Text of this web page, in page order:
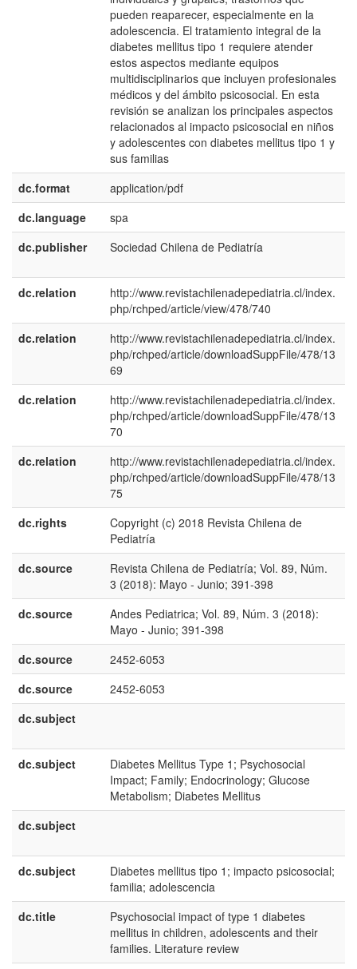
pueden reaparecer, especialmente en la
adolescencia. El tratamiento integral de la
diabetes mellitus tipo 1 requiere atender
estos aspectos mediante equipos
multidisciplinarios que incluyen profesionales
médicos y del ámbito psicosocial. En esta
revisión se analizan los principales aspectos
relacionados al impacto psicosocial en niños
y adolescentes con diabetes mellitus tipo 1 y
sus familias
dc.format
application/pdf
dc.language
spa
dc.publisher
Sociedad Chilena de Pediatría
dc.relation
http://www.revistachilenadepediatria.cl/index.
php/rchped/article/view/478/740
dc.relation
http://www.revistachilenadepediatria.cl/index.
php/rchped/article/downloadSuppFile/478/13
69
dc.relation
http://www.revistachilenadepediatria.cl/index.
php/rchped/article/downloadSuppFile/478/13
70
dc.relation
http://www.revistachilenadepediatria.cl/index.
php/rchped/article/downloadSuppFile/478/13
75
dc.rights
Copyright (c) 2018 Revista Chilena de
Pediatría
dc.source
Revista Chilena de Pediatría; Vol. 89, Núm.
3 (2018): Mayo - Junio; 391-398
dc.source
Andes Pediatrica; Vol. 89, Núm. 3 (2018):
Mayo - Junio; 391-398
dc.source
2452-6053
dc.source
2452-6053
dc.subject
dc.subject
Diabetes Mellitus Type 1; Psychosocial
Impact; Family; Endocrinology; Glucose
Metabolism; Diabetes Mellitus
dc.subject
dc.subject
Diabetes mellitus tipo 1; impacto psicosocial;
familia; adolescencia
dc.title
Psychosocial impact of type 1 diabetes
mellitus in children, adolescents and their
families. Literature review